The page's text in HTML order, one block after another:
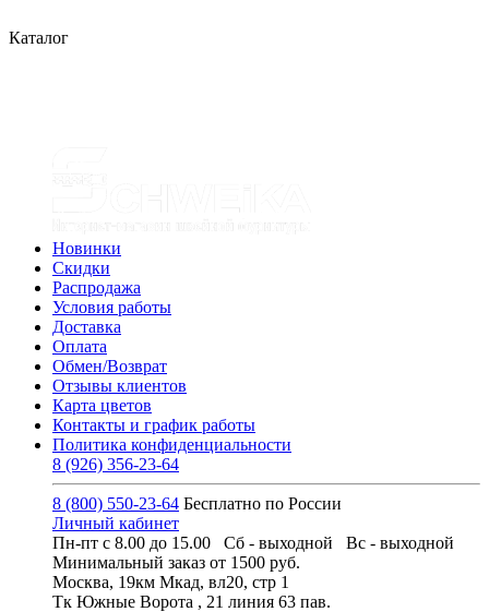
Каталог
Новинки
Скидки
Распродажа
Условия работы
Доставка
Оплата
Обмен/Возврат
Отзывы клиентов
Карта цветов
Контакты и график работы
Политика конфиденциальности
8 (926) 356-23-64
8 (800) 550-23-64 Бесплатно по России
Личный кабинет
Пн-пт с 8.00 до 15.00 Сб - выходной Вс - выходной
Минимальный заказ от 1500 руб.
Москва, 19км Мкад, вл20, стр 1
Тк Южные Ворота , 21 линия 63 пав.